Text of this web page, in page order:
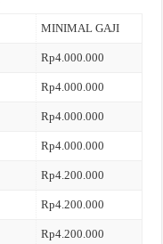
MINIMAL GAJI
Rp4.000.000
Rp4.000.000
Rp4.000.000
Rp4.000.000
Rp4.200.000
Rp4.200.000
Rp4.200.000